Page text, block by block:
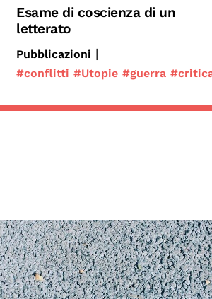
Esame di coscienza di un
letterato
Pubblicazioni |
#conflitti #Utopie #guerra